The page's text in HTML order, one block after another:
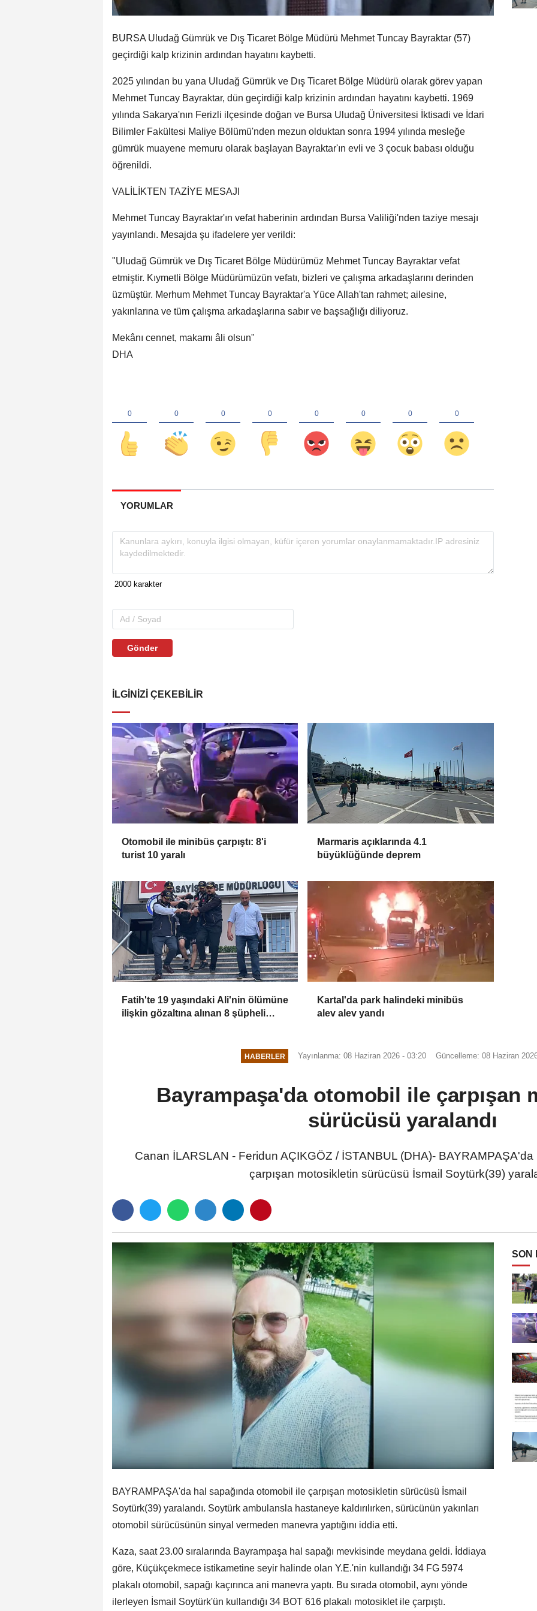
BURSA Uludağ Gümrük ve Dış Ticaret Bölge Müdürü Mehmet Tuncay Bayraktar (57)
geçirdiği kalp krizinin ardından hayatını kaybetti.
2025 yılından bu yana Uludağ Gümrük ve Dış Ticaret Bölge Müdürü olarak görev yapan
Mehmet Tuncay Bayraktar, dün geçirdiği kalp krizinin ardından hayatını kaybetti. 1969
yılında Sakarya'nın Ferizli ilçesinde doğan ve Bursa Uludağ Üniversitesi İktisadi ve İdari
Bilimler Fakültesi Maliye Bölümü'nden mezun olduktan sonra 1994 yılında mesleğe
gümrük muayene memuru olarak başlayan Bayraktar'ın evli ve 3 çocuk babası olduğu
öğrenildi.
VALİLİKTEN TAZİYE MESAJI
Mehmet Tuncay Bayraktar'ın vefat haberinin ardından Bursa Valiliği'nden taziye mesajı
yayınlandı. Mesajda şu ifadelere yer verildi:
"Uludağ Gümrük ve Dış Ticaret Bölge Müdürümüz Mehmet Tuncay Bayraktar vefat
etmiştir. Kıymetli Bölge Müdürümüzün vefatı, bizleri ve çalışma arkadaşlarını derinden
üzmüştür. Merhum Mehmet Tuncay Bayraktar'a Yüce Allah'tan rahmet; ailesine,
yakınlarına ve tüm çalışma arkadaşlarına sabır ve başsağlığı diliyoruz.
Mekânı cennet, makamı âli olsun"
DHA
YORUMLAR
Gönder
İLGINIZI ÇEKEBILIR
Otomobil ile minibüs çarpıştı: 8'i
turist 10 yaralı
Marmaris açıklarında 4.1
büyüklüğünde deprem
Fatih'te 19 yaşındaki Ali'nin ölümüne
ilişkin gözaltına alınan 8 şüpheli
Kartal'da park halindeki minibüs
alev alev yandı
HABERLER Yayınlanma: 08 Haziran 2026 - 03:20 Güncelleme: 08 Haziran
Bayrampaşa'da otomobil ile çarpışan
sürücüsü yaralandı
Canan İLARSLAN - Feridun AÇIKGÖZ / İSTANBUL (DHA)-
çarpışan motosikletin sürücüsü İsmail Soytürk(39)
BAYRAMPAŞA'da hal sapağında otomobil ile çarpışan motosikletin sürücüsü İsmail
Soytürk(39) yaralandı. Soytürk ambulansla hastaneye kaldırılırken, sürücünün yakınları
otomobil sürücüsünün sinyal vermeden manevra yaptığını iddia etti.
Kaza, saat 23.00 sıralarında Bayrampaşa hal sapağı mevkisinde meydana geldi. İddiaya
göre, Küçükçekmece istikametine seyir halinde olan Y.E.'nin kullandığı 34 FG 5974
plakalı otomobil, sapağı kaçırınca ani manevra yaptı. Bu sırada otomobil, aynı yönde
ilerleyen İsmail Soytürk'ün kullandığı 34 BOT 616 plakalı motosiklet ile çarpıştı.
SON